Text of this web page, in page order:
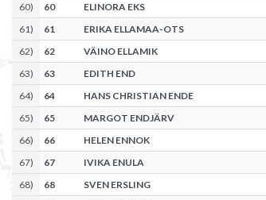
60) 60 ELINORA EKS
61) 61 ERIKA ELLAMAA-OTS
62) 62 VÄINO ELLAMIK
63) 63 EDITH END
64) 64 HANS CHRISTIAN ENDE
65) 65 MARGOT ENDJÄRV
66) 66 HELEN ENNOK
67) 67 IVIKA ENULA
68) 68 SVEN ERSLING